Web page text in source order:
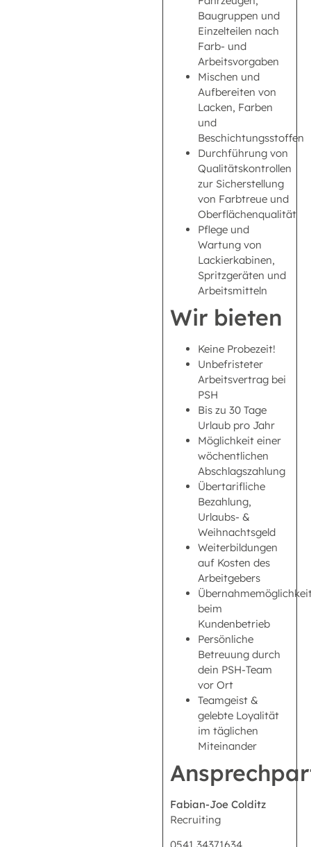
Baugruppen und
Einzelteilen nach
Farb- und
Arbeitsvorgaben
Mischen und
Aufbereiten von
Lacken, Farben
und
Beschichtungsstoffen
Durchführung von
Qualitätskontrollen
zur Sicherstellung
von Farbtreue und
Oberflächenqualität
Pflege und
Wartung von
Lackierkabinen,
Spritzgeräten und
Arbeitsmitteln
Wir bieten
Keine Probezeit!
Unbefristeter
Arbeitsvertrag bei
PSH
Bis zu 30 Tage
Urlaub pro Jahr
Möglichkeit einer
wöchentlichen
Abschlagszahlung
Übertarifliche
Bezahlung,
Urlaubs- &
Weihnachtsgeld
Weiterbildungen
auf Kosten des
Arbeitgebers
beim
Kundenbetrieb
Persönliche
Betreuung durch
dein PSH-Team
vor Ort
Teamgeist &
gelebte Loyalität
im täglichen
Miteinander
Fabian-Joe Colditz
Recruiting